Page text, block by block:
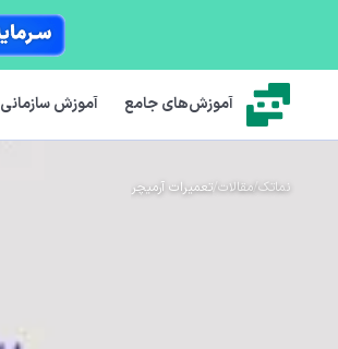
آموزش‌های جامع آموزش سازمانی
نماتک/مقالات/تعمیرات آرمیچر